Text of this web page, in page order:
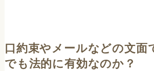
口約束やメールなどの文面
でも法的に有効なのか？